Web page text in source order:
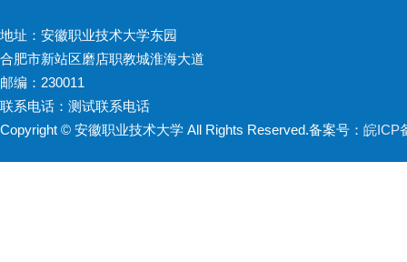
地址：安徽职业技术大学东园
合肥市新站区磨店职教城淮海大道
邮编：230011
联系电话：测试联系电话
Copyright © 安徽职业技术大学 All Rights Reserved.备案号： 皖ICP